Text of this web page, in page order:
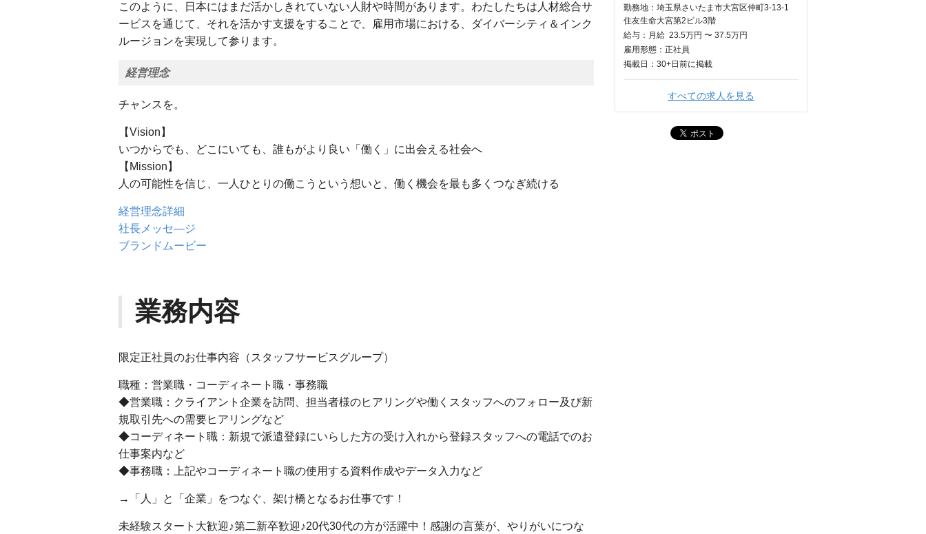
このように、日本にはまだ活かしきれていない人財や時間があります。わたしたちは人材総合サ
ービスを通じて、それを活かす支援をすることで、雇用市場における、ダイバーシティ＆インク
ルージョンを実現して参ります。
経営理念
チャンスを。
【Vision】
いつからでも、どこにいても、誰もがより良い「働く」に出会える社会へ
【Mission】
人の可能性を信じ、一人ひとりの働こうという想いと、働く機会を最も多くつなぎ続ける
経営理念詳細
社長メッセ―ジ
ブランドムービー
業務内容
限定正社員のお仕事内容（スタッフサービスグループ）
職種：営業職・コーディネート職・事務職
◆営業職：クライアント企業を訪問、担当者様のヒアリングや働くスタッフへのフォロー及び新
規取引先への需要ヒアリングなど
◆コーディネート職：新規で派遣登録にいらした方の受け入れから登録スタッフへの電話でのお
仕事案内など
◆事務職：上記やコーディネート職の使用する資料作成やデータ入力など
→「人」と「企業」をつなぐ、架け橋となるお仕事です！
未経験スタート大歓迎♪第二新卒歓迎♪20代30代の方が活躍中！感謝の言葉が、やりがいにつな
勤務地：埼玉県さいたま市大宮区仲町3-13-1
住友生命大宮第2ビル3階
給与： 月給 23.5万円 〜 37.5万円
雇用形態：正社員
掲載日： 30+日 前に掲載
すべての求人を見る